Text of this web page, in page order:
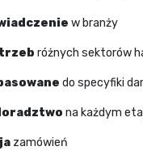
w branży
różnych sektorów
do specyfiki
na każdym
zamówień